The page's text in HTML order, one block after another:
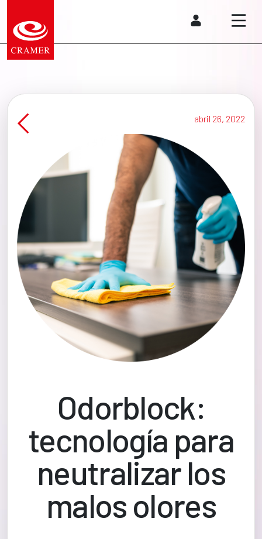
abril 26, 2022
Odorblock:
tecnología para
neutralizar los
malos olores